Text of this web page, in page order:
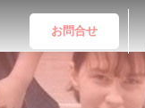
お問合せ